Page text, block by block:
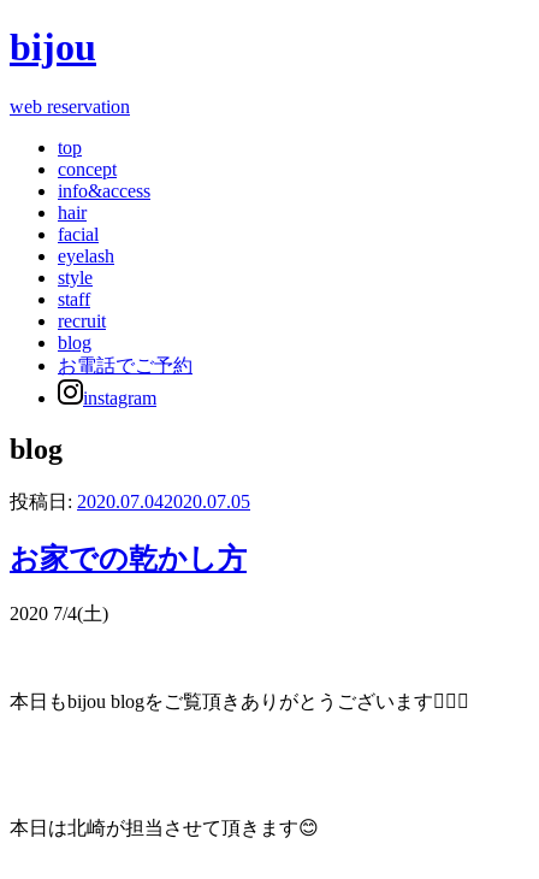
bijou
web reservation
top
concept
info&access
hair
facial
eyelash
style
staff
recruit
blog
お電話でご予約
instagram
blog
投稿日: 2020.07.042020.07.05
お家での乾かし方
2020 7/4(土)
本日もbijou blogをご覧頂きありがとうございます🙇🏻‍♂️
本日は北崎が担当させて頂きます😊